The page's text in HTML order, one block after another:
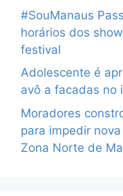
#SouManaus
horários dos
festival
Adolescente é
avô a facadas no
Moradores
para impedir
Zona Norte de